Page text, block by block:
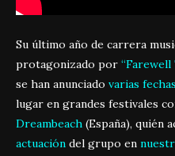
Su último año de carrera
protagonizado por “Farewell
se han anunciado varias fechas
lugar en grandes festivales
Dreambeach (España), quién
actuación del grupo en